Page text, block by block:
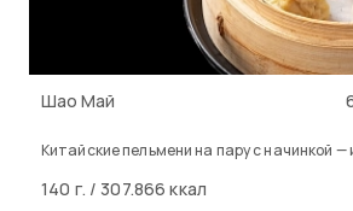
Шао Май
Китайские пельмени на пару с начинкой —
140 г. / 307.866 ккал